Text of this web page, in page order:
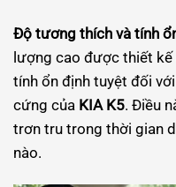
Độ tương thích và tính
lượng cao được thiết
tính ổn định tuyệt đối
cứng của KIA K5. Điều
trơn tru trong thời gian
nào.